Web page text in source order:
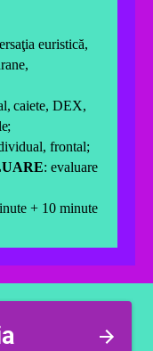
euristică,
caiete, DEX,
;
frontal;
: evaluare
+ 10 minute